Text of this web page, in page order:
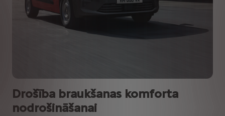
Drošība braukšanas komforta
nodrošināšanai